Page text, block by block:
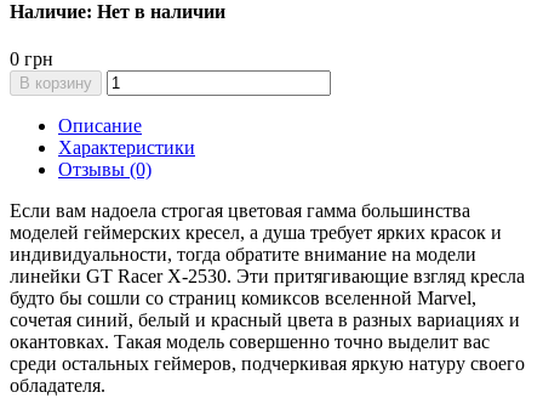
Наличие: Нет в наличии
0 грн
В корзину
Описание
Характеристики
Отзывы (0)
Если вам надоела строгая цветовая гамма большинства
моделей геймерских кресел, а душа требует ярких красок и
индивидуальности, тогда обратите внимание на модели
линейки GT Racer X-2530. Эти притягивающие взгляд кресла
будто бы сошли со страниц комиксов вселенной Marvel,
сочетая синий, белый и красный цвета в разных вариациях и
окантовках. Такая модель совершенно точно выделит вас
среди остальных геймеров, подчеркивая яркую натуру своего
обладателя.